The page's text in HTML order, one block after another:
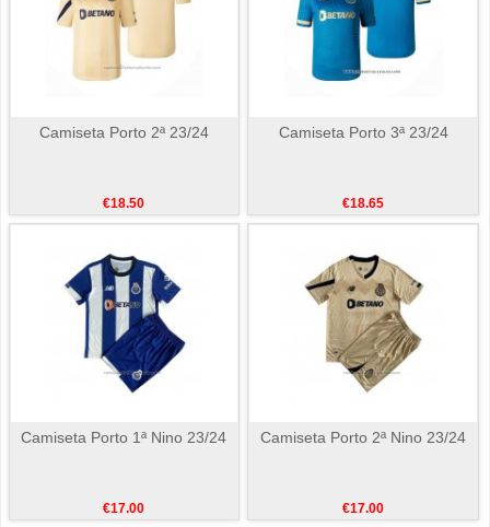
Camiseta Porto 2ª 23/24
€18.50
Camiseta Porto 3ª 23/24
€18.65
Camiseta Porto 1ª Nino 23/24
€17.00
Camiseta Porto 2ª Nino 23/24
€17.00